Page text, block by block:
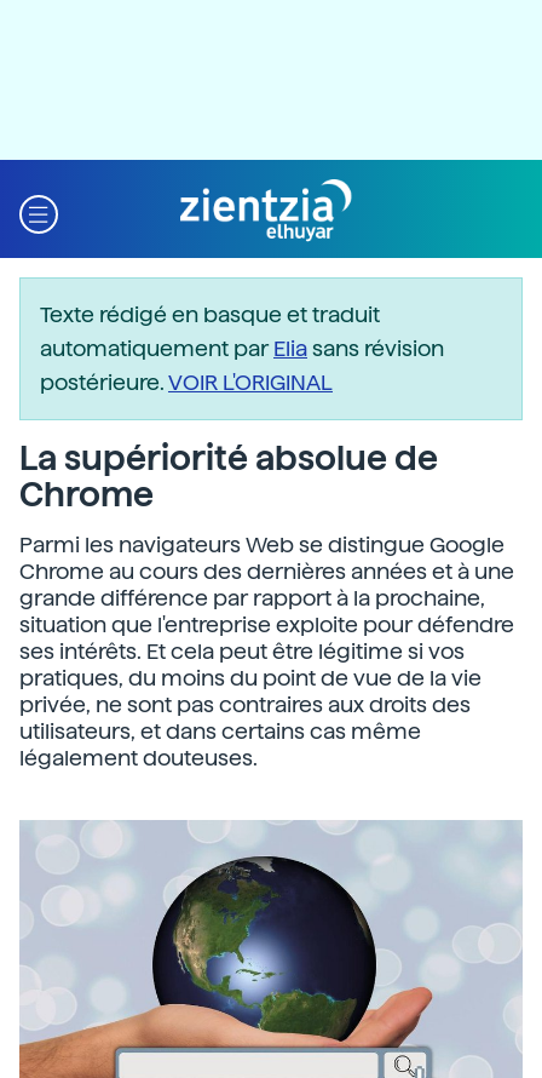
Texte rédigé en basque et traduit
automatiquement parEliasans révision
postérieure.VOIR L'ORIGINAL
La supériorité absolue de
Chrome
Parmi les navigateurs Web se distingue Google
Chrome au cours des dernières années et à une
grande différence par rapport à la prochaine,
situation que l'entreprise exploite pour défendre
ses intérêts. Et cela peut être légitime si vos
pratiques, du moins du point de vue de la vie
privée, ne sont pas contraires aux droits des
utilisateurs, et dans certains cas même
légalement douteuses.